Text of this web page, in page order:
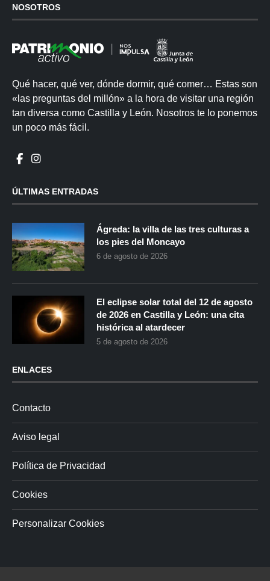
NOSOTROS
Qué hacer, qué ver, dónde dormir, qué comer… Estas son
«las preguntas del millón» a la hora de visitar una región
tan diversa como Castilla y León. Nosotros te lo ponemos
un poco más fácil.
ÚLTIMAS ENTRADAS
Ágreda: la villa de las tres culturas a
los pies del Moncayo
6 de agosto de 2026
El eclipse solar total del 12 de agosto
de 2026 en Castilla y León: una cita
histórica al atardecer
5 de agosto de 2026
ENLACES
Contacto
Aviso legal
Política de Privacidad
Cookies
Personalizar Cookies